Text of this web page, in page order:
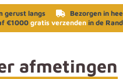
gerust langs
Bezorgen in
€1000 gratis verzenden in de
afmetingen